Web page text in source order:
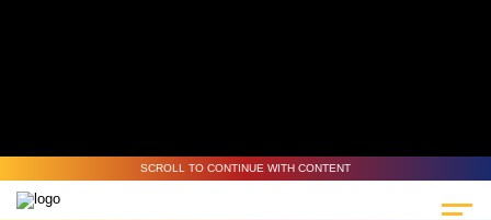
SCROLL TO CONTINUE WITH CONTENT